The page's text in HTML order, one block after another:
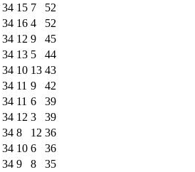
34 15 7
52
34 16 4
52
34 12 9
45
34 13 5
44
34 10 13 43
34 11 9
42
34 11 6
39
34 12 3
39
34 8 12 36
34 10 6
36
34 9 8
35